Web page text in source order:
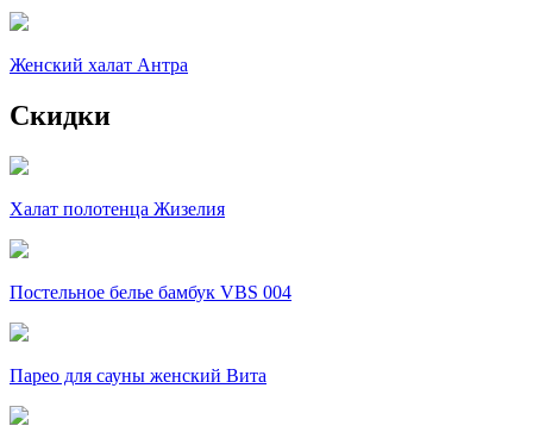
Женский халат Антра
Скидки
Халат полотенца Жизелия
Постельное белье бамбук VBS 004
Парео для сауны женский Вита